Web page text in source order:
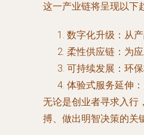
这一产业链将呈现以下
数字化升级 ：从
柔性供应链 ：为
可持续发展 ：环
体验式服务延伸
无论是创业者寻求入行
搏、做出明智决策的关